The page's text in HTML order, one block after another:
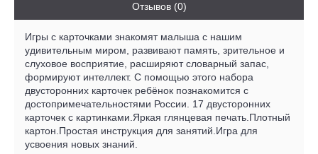
Отзывов (0)
Игры с карточками знакомят малыша с нашим
удивительным миром, развивают память, зрительное и
слуховое восприятие, расширяют словарный запас,
формируют интеллект. С помощью этого набора
двусторонних карточек ребёнок познакомится с
достопримечательностями России. 17 двусторонних
карточек с картинками.Яркая глянцевая печать.Плотный
картон.Простая инструкция для занятий.Игра для
усвоения новых знаний.